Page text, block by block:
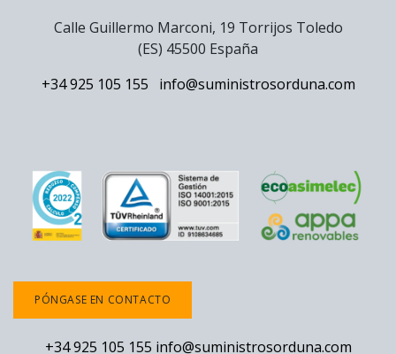
Calle Guillermo Marconi, 19 Torrijos Toledo
(ES) 45500 España
+34 925 105 155
info@suministrosorduna.com
PÓNGASE EN CONTACTO
+34 925 105 155 info@suministrosorduna.com